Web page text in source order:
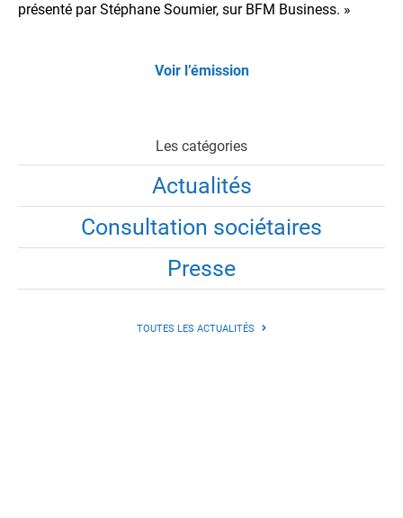
présenté par Stéphane Soumier, sur BFM Business. »
Voir l’émission
Les catégories
Actualités
Consultation sociétaires
Presse
TOUTES LES ACTUALITÉS